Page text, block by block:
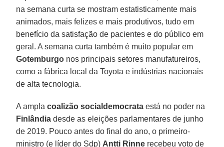
na semana curta se mostram estatisticamente mais
animados, mais felizes e mais produtivos, tudo em
benefício da satisfação de pacientes e do público em
geral. A semana curta também é muito popular em
Gotemburgo nos principais setores manufatureiros,
como a fábrica local da Toyota e indústrias nacionais
de alta tecnologia.
A amplacoalizão socialdemocrata está no poder na
Finlândia desde as eleições parlamentares de junho
de 2019. Pouco antes do final do ano, o primeiro-
ministro (e líder do Sdp) Antti Rinne recebeu voto de